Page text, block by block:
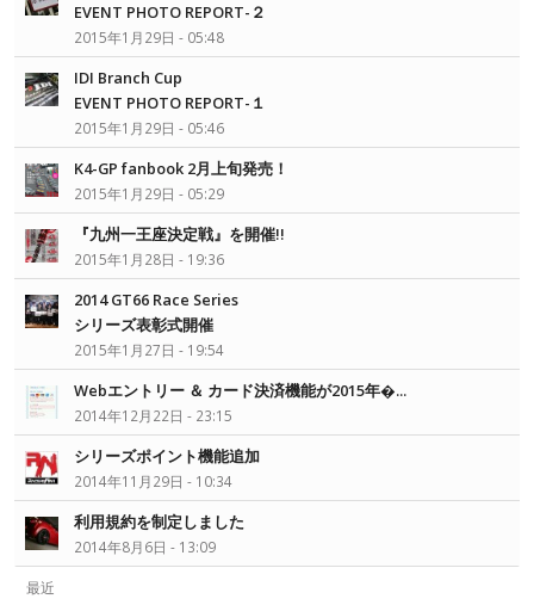
EVENT PHOTO REPORT-２
2015年1月29日 - 05:48
IDI Branch Cup
EVENT PHOTO REPORT-１
2015年1月29日 - 05:46
K4-GP fanbook 2月上旬発売！
2015年1月29日 - 05:29
『九州一王座決定戦』を開催!!
2015年1月28日 - 19:36
2014 GT66 Race Series
シリーズ表彰式開催
2015年1月27日 - 19:54
Webエントリー ＆ カード決済機能が2015年�...
2014年12月22日 - 23:15
シリーズポイント機能追加
2014年11月29日 - 10:34
利用規約を制定しました
2014年8月6日 - 13:09
最近